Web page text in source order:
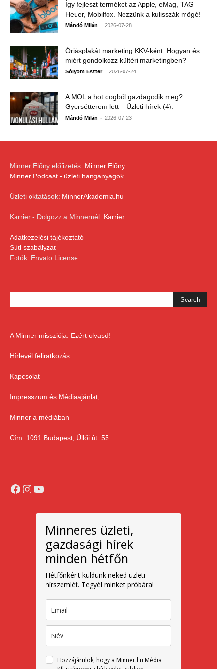
Így fejleszt terméket az Apple, eMag, TAG
Heuer, Mobilfox. Nézzünk a kulisszák mögé!
Mándó Milán - 2026-07-28
Óriásplakát marketing KKV-ként: Hogyan és
miért gondolkozz kültéri marketingben?
Sólyom Eszter - 2026-07-24
A MOL a hot dogból gazdagodik meg?
Gyorsétterem lett – Üzleti hírek (4).
Mándó Milán - 2026-07-23
Minner Előny előfizetés: Minner Előny
Minner Podcast - üzleti hanganyagok
Üzleti oktatások: MinnerAkademia.hu
Karrier - Dolgozz a Minnernél: Karrier
Adatkezelési tájékoztató
Süti szabályzat
Fotók: Envato License
A Minner missziója. Ezért olvasd!
Hírlevél feliratkozás
Kapcsolat
Impresszum és Médiaajánlat,
Minner a médiában
Cím: 1091 Budapest, Üllői út. 55.
Facebook
Instagram
YouTube
Minneres üzleti,
gazdasági hírek
minden hétfőn
Hétfőnként küldünk neked üzleti
hírszemlét. Tegyél minket próbára!
Hozzájárulok, hogy a Minner.hu Média